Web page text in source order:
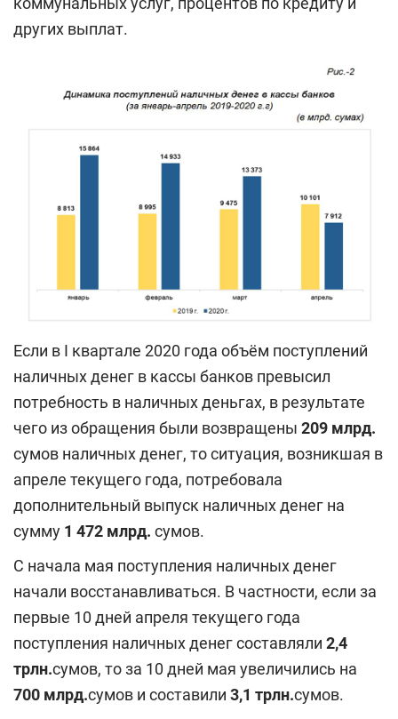
других выплат.
Если в I квартале 2020 года объём поступлений
наличных денег в кассы банков превысил
потребность в наличных деньгах, в результате
чего из обращения были возвращены 209 млрд.
сумов наличных денег, то ситуация, возникшая в
апреле текущего года, потребовала
дополнительный выпуск наличных денег на
сумму 1 472 млрд. сумов.
С начала мая поступления наличных денег
начали восстанавливаться. В частности, если за
первые 10 дней апреля текущего года
поступления наличных денег составляли 2,4
трлн.сумов, то за 10 дней мая увеличились на
700 млрд.сумов и составили 3,1 трлн.сумов.